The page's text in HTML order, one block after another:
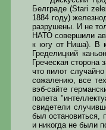
Белграде (Stari
1884 году)
разрушены. И не
НАТО совершили
к югу от Ниша). В
Гределицкий
Греческая
что пилот
сожалению, все
вэб-сайте
полета
свидетели
был остановиться,
и никогда не были